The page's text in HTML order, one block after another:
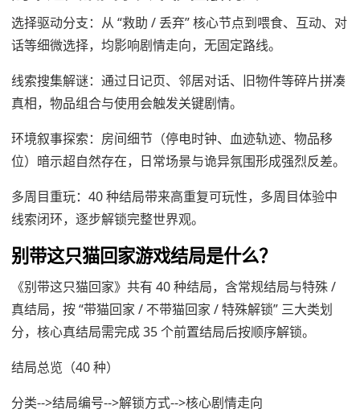
选择驱动分支：从 “救助 / 丢弃” 核心节点到喂食、互动、对
话等细微选择，均影响剧情走向，无固定路线。
线索搜集解谜：通过日记页、邻居对话、旧物件等碎片拼凑
真相，物品组合与使用会触发关键剧情。
环境叙事探索：房间细节（停电时钟、血迹轨迹、物品移
位）暗示超自然存在，日常场景与诡异氛围形成强烈反差。
多周目重玩：40 种结局带来高重复可玩性，多周目体验中
线索闭环，逐步解锁完整世界观。
别带这只猫回家游戏结局是什么？
《别带这只猫回家》共有 40 种结局，含常规结局与特殊 /
真结局，按 “带猫回家 / 不带猫回家 / 特殊解锁” 三大类划
分，核心真结局需完成 35 个前置结局后按顺序解锁。
结局总览（40 种）
分类-->结局编号-->解锁方式-->核心剧情走向